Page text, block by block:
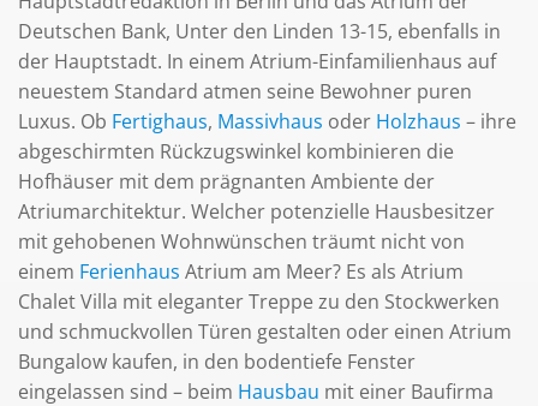
Deutschen Bank, Unter den Linden 13-15, ebenfalls in
der Hauptstadt. In einem Atrium-Einfamilienhaus auf
neuestem Standard atmen seine Bewohner puren
Luxus. Ob Fertighaus, Massivhaus oder Holzhaus – ihre
abgeschirmten Rückzugswinkel kombinieren die
Hofhäuser mit dem prägnanten Ambiente der
Atriumarchitektur. Welcher potenzielle Hausbesitzer
mit gehobenen Wohnwünschen träumt nicht von
einem Ferienhaus Atrium am Meer? Es als Atrium
Chalet Villa mit eleganter Treppe zu den Stockwerken
und schmuckvollen Türen gestalten oder einen Atrium
Bungalow kaufen, in den bodentiefe Fenster
eingelassen sind – beim Hausbau mit einer Baufirma